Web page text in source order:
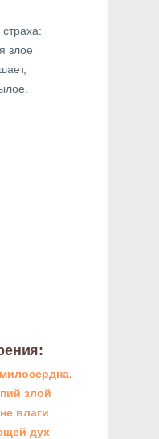
злое
злой
влаги
дух